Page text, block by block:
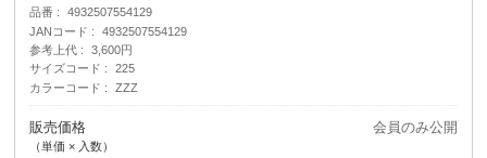
品番
4932507554129
JANコード
4932507554129
参考上代
3,600円
サイズコード
225
カラーコード
ZZZ
販売価格
（単価 × 入数）
会員のみ公開